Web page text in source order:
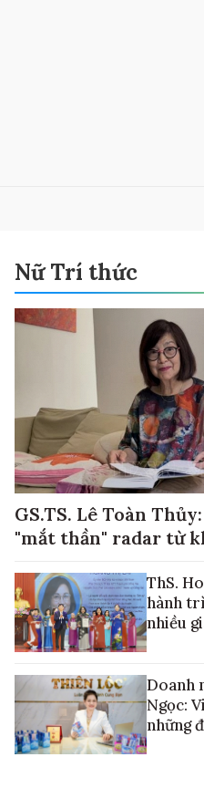
Nữ Trí thức
GS.TS. Lê Toàn
"mắt thần" radar từ
ThS.
hành
nhiều
Doanh
Ngọc:
những